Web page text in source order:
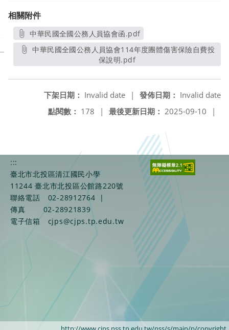
相關附件
中華民國全國公務人員協會函.pdf
另開新視窗
中華民國全國公務人員協會114年度團體傷害保險自費投
保說明.pdf另開新視窗
發佈日期： Invalid date
下架日期： Invalid date
|
最後更新日期： 2025-09-10 |
點閱數： 178 |
:::
臺北市北投區清江國民小學
11244 臺北市北投區公館路220號
聯絡電話
02-28912764
|
傳真
02-28921839
電子信箱
cjps@cjps.tp.edu.tw